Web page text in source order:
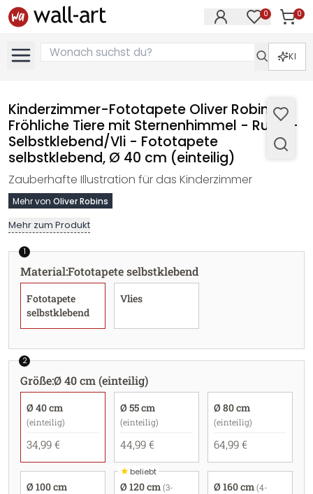
0 0
KI
Kinderzimmer-Fototapete Oliver Robins -
Fröhliche Tiere mit Sternenhimmel - Rund -
Selbstklebend/Vli - Fototapete
selbstklebend, Ø 40 cm (einteilig)
Zauberhafte Illustration für das Kinderzimmer
Mehr von Oliver Robins
Mehr zum Produkt
1
Material:Fototapete selbstklebend
Fototapete
selbstklebend
Vlies
2
Größe:Ø 40 cm (einteilig)
Ø 40 cm
(einteilig)
34,99 €
Ø 55 cm
(einteilig)
44,99 €
Ø 80 cm
(einteilig)
64,99 €
Ø 100 cm
★beliebt
Ø 120 cm (3-
Ø 160 cm (4-